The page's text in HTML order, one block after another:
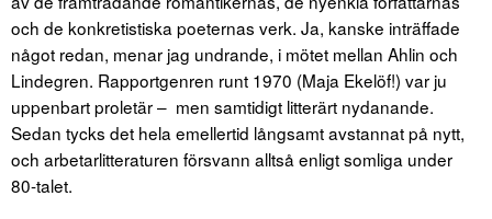
och de konkretistiska poeternas verk. Ja, kanske inträffade
något redan, menar jag undrande, i mötet mellan Ahlin och
Lindegren. Rapportgenren runt 1970 (Maja Ekelöf!) var ju
uppenbart proletär – men samtidigt litterärt nydanande.
Sedan tycks det hela emellertid långsamt avstannat på nytt,
och arbetarlitteraturen försvann alltså enligt somliga under
80-talet.